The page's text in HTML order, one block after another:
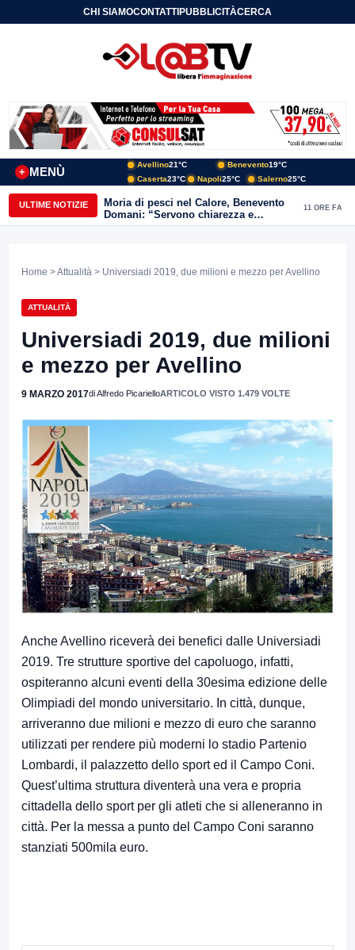
CHI SIAMOCONTATTIPUBBLICITÀCERCA
MENÙ
+
Avellino21°C Benevento19°C
Caserta23°C Napoli25°C Salerno25°C
ULTIME NOTIZIE
Moria di pesci nel Calore, Benevento
Domani: “Servono chiarezza e
approfondimenti sulla gestione
11 ORE FA
Home >Attualità > Universiadi 2019, due milioni e mezzo per Avellino
ATTUALITÀ
Universiadi 2019, due milioni
e mezzo per Avellino
9 MARZO 2017di Alfredo PicarielloARTICOLO VISTO 1.479 VOLTE
Anche Avellino riceverà dei benefici dalle Universiadi
2019. Tre strutture sportive del capoluogo, infatti,
ospiteranno alcuni eventi della 30esima edizione delle
Olimpiadi del mondo universitario. In città, dunque,
arriveranno due milioni e mezzo di euro che saranno
utilizzati per rendere più moderni lo stadio Partenio
Lombardi, il palazzetto dello sport ed il Campo Coni.
Quest’ultima struttura diventerà una vera e propria
cittadella dello sport per gli atleti che si alleneranno in
città. Per la messa a punto del Campo Coni saranno
stanziati 500mila euro.